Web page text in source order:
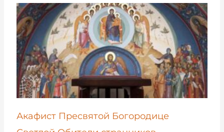
Акафист Пресвятой Богородице